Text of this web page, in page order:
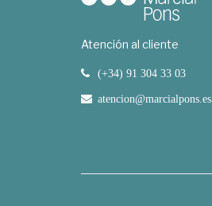
Atención al cliente
(+34) 91 304 33 03
atencion@marcialpons.es